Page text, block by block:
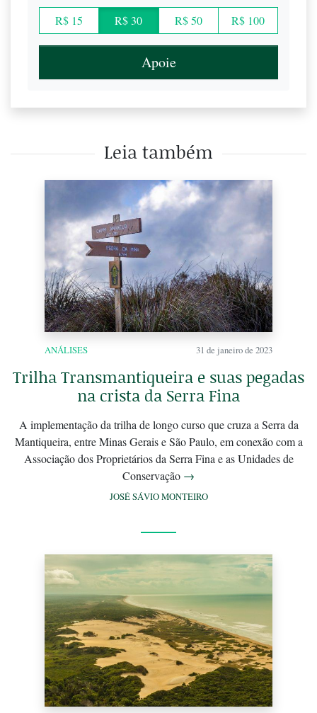
R$ 15 R$ 30 R$ 50 R$ 100
Apoie
Leia também
ANÁLISES 31 de janeiro de 2023
Trilha Transmantiqueira e suas pegadas
na crista da Serra Fina
A implementação da trilha de longo curso que cruza a Serra da
Mantiqueira, entre Minas Gerais e São Paulo, em conexão com a
Associação dos Proprietários da Serra Fina e as Unidades de
Conservação →
JOSÉ SÁVIO MONTEIRO